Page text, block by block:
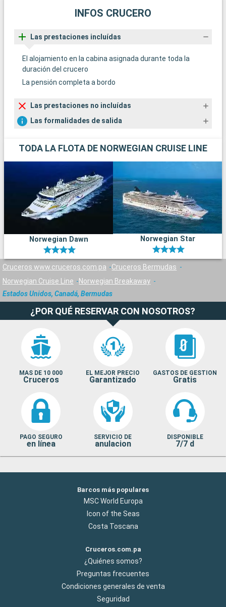
INFOS CRUCERO
Las prestaciones incluídas
El alojamiento en la cabina asignada durante toda la
duración del crucero
La pensión completa a bordo
Las prestaciones no incluídas
Las formalidades de salida
TODA LA FLOTA DE NORWEGIAN CRUISE LINE
Norwegian Dawn Norwegian Star
Cruceros www.cruceros.com.pa
Cruceros Bermudas
Norwegian Cruise Line
Norwegian Breakaway
Estados Unidos, Canadá, Bermudas
¿POR QUÉ RESERVAR CON NOSOTROS?
MAS DE 10 000
Cruceros
EL MEJOR PRECIO
Garantizado
GASTOS DE GESTION
Gratis
PAGO SEGURO
en línea
SERVICIO DE
anulacion
DISPONIBLE
7/7 d
Barcos más populares
MSC World Europa
Icon of the Seas
Costa Toscana
Cruceros.com.pa
¿Quiénes somos?
Preguntas frecuentes
Condiciones generales de venta
Seguridad